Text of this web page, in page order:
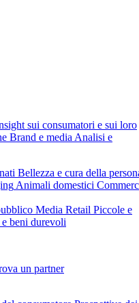
sui consumatori e sui loro
Brand e media Analisi e
Bellezza e cura della
Animali domestici
Media Retail Piccole e
beni durevoli
un partner